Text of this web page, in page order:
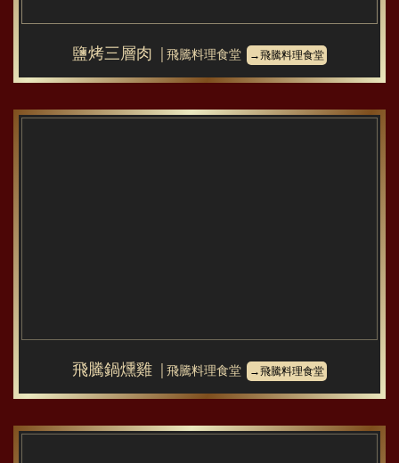
鹽烤三層肉 │飛騰料理食堂 →飛騰料理食堂
飛騰鍋燻雞 │飛騰料理食堂 →飛騰料理食堂